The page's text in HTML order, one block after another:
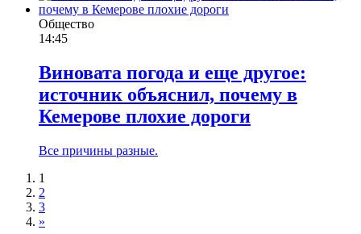
Общество
14:45
Виновата погода и еще другое:
источник объяснил, почему в
Кемерове плохие дороги
Все причины разные.
1
2
3
»